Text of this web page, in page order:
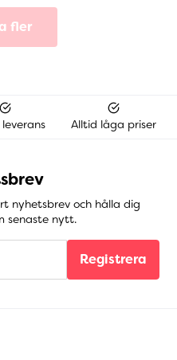
fler
Alltid låga priser
nyhetsbrev och hålla dig
senaste nytt.
Registrera